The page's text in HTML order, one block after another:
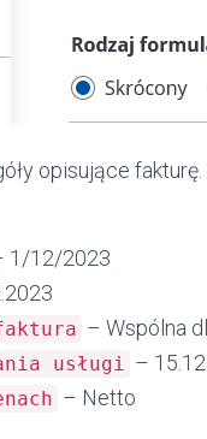
opisujące
1/12/2023
– Wspólna
usługi –
– Netto